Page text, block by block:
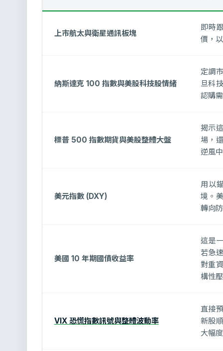
上市航太與衛星通訊板塊
即時
價，
納斯達克 100 指數與美股科技股情緒
定調
旦科
認購
標普 500 指數期貨與美股整體大盤
揭示
場，
逆風
美元指數 (DXY)
用以
境。
轉向
美國 10 年期國債收益率
這是
若急
對重
構性
VIX 恐慌指數訊號與整體波動率
直接
新股
大幅